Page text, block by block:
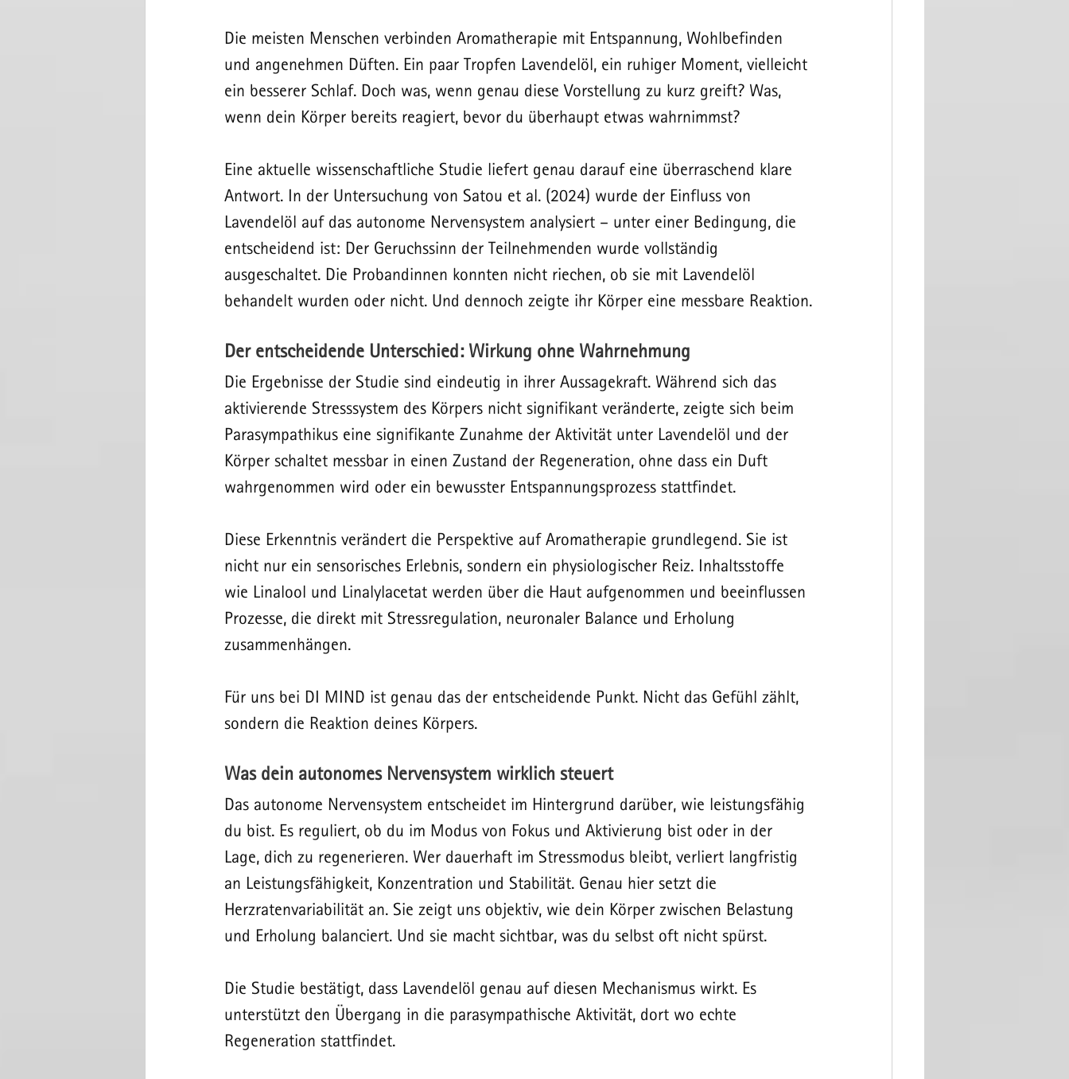
Die meisten Menschen verbinden Aromatherapie mit Entspannung, Wohlbefinden
und angenehmen Düften. Ein paar Tropfen Lavendelöl, ein ruhiger Moment, vielleicht
ein besserer Schlaf. Doch was, wenn genau diese Vorstellung zu kurz greift? Was,
wenn dein Körper bereits reagiert, bevor du überhaupt etwas wahrnimmst?
Eine aktuelle wissenschaftliche Studie liefert genau darauf eine überraschend klare
Antwort. In der Untersuchung von Satou et al. (2024) wurde der Einfluss von
Lavendelöl auf das autonome Nervensystem analysiert – unter einer Bedingung, die
entscheidend ist: Der Geruchssinn der Teilnehmenden wurde vollständig
ausgeschaltet. Die Probandinnen konnten nicht riechen, ob sie mit Lavendelöl
behandelt wurden oder nicht. Und dennoch zeigte ihr Körper eine messbare Reaktion.
Der entscheidende Unterschied: Wirkung ohne Wahrnehmung
Die Ergebnisse der Studie sind eindeutig in ihrer Aussagekraft. Während sich das
aktivierende Stresssystem des Körpers nicht signifikant veränderte, zeigte sich beim
Parasympathikus eine signifikante Zunahme der Aktivität unter Lavendelöl und der
Körper schaltet messbar in einen Zustand der Regeneration, ohne dass ein Duft
wahrgenommen wird oder ein bewusster Entspannungsprozess stattfindet.
Diese Erkenntnis verändert die Perspektive auf Aromatherapie grundlegend. Sie ist
nicht nur ein sensorisches Erlebnis, sondern ein physiologischer Reiz. Inhaltsstoffe
wie Linalool und Linalylacetat werden über die Haut aufgenommen und beeinflussen
Prozesse, die direkt mit Stressregulation, neuronaler Balance und Erholung
zusammenhängen.
Für uns bei DI MIND ist genau das der entscheidende Punkt. Nicht das Gefühl zählt,
sondern die Reaktion deines Körpers.
Was dein autonomes Nervensystem wirklich steuert
Das autonome Nervensystem entscheidet im Hintergrund darüber, wie leistungsfähig
du bist. Es reguliert, ob du im Modus von Fokus und Aktivierung bist oder in der
Lage, dich zu regenerieren. Wer dauerhaft im Stressmodus bleibt, verliert langfristig
an Leistungsfähigkeit, Konzentration und Stabilität. Genau hier setzt die
Herzratenvariabilität an. Sie zeigt uns objektiv, wie dein Körper zwischen Belastung
und Erholung balanciert. Und sie macht sichtbar, was du selbst oft nicht spürst.
Die Studie bestätigt, dass Lavendelöl genau auf diesen Mechanismus wirkt. Es
unterstützt den Übergang in die parasympathische Aktivität, dort wo echte
Regeneration stattfindet.